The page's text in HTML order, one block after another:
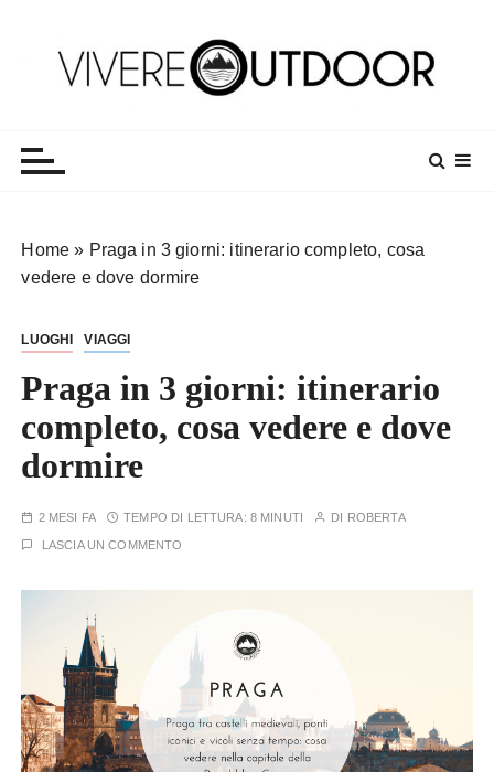
Home » Praga in 3 giorni: itinerario completo, cosa
vedere e dove dormire
LUOGHI VIAGGI
Praga in 3 giorni: itinerario
completo, cosa vedere e dove
dormire
2 MESI FA TEMPO DI LETTURA: 8 MINUTI DI ROBERTA
LASCIA UN COMMENTO